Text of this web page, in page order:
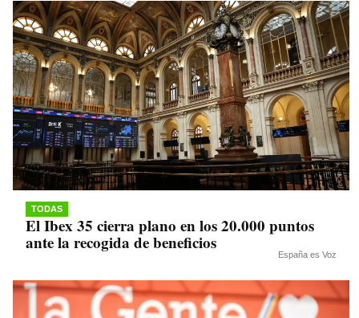
TODAS
El Ibex 35 cierra plano en los 20.000 puntos
ante la recogida de beneficios
España es Voz